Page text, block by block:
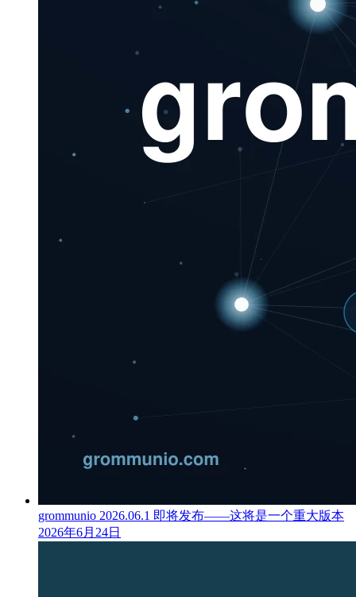
grommunio 2026.06.1 即将发布——这将是一个重大版本
2026年6月24日